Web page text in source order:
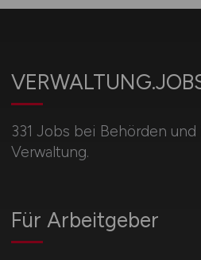
331 Jobs bei Behörden
Verwaltung.
Für Arbeitgeber